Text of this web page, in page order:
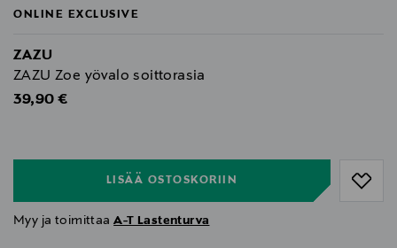
ONLINE EXCLUSIVE
ZAZU
ZAZU Zoe yövalo soittorasia
Original Price
39,90 €
LISÄÄ OSTOSKORIIN
Myy ja toimittaaA-T Lastenturva